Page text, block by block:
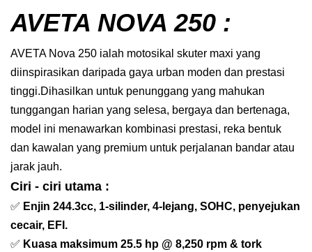
AVETA NOVA 250 :
AVETA Nova 250 ialah motosikal skuter maxi yang
diinspirasikan daripada gaya urban moden dan prestasi
tinggi.Dihasilkan untuk penunggang yang mahukan
tunggangan harian yang selesa, bergaya dan bertenaga,
model ini menawarkan kombinasi prestasi, reka bentuk
dan kawalan yang premium untuk perjalanan bandar atau
jarak jauh.
Ciri - ciri utama :
✅ Enjin 244.3cc, 1-silinder, 4-lejang, SOHC, penyejukan
cecair, EFI.
✅ Kuasa maksimum 25.5 hp @ 8,250 rpm & tork